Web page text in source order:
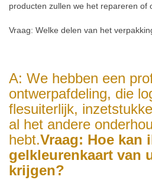
producten zullen we het repareren of
Vraag: Welke delen van het
A: We hebben een
ontwerpafdeling, die
flesuiterlijk,
al het andere
hebt.Vraag: Hoe kan
gelkleurenkaart van
krijgen?